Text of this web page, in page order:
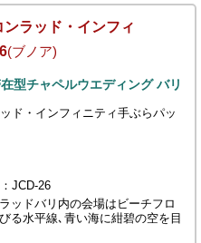
ラッド・インフィ
(ブノア)
型チャペルウエディング バリ
JCD-26
ッドバリ内の会場はビーチフロ
る水平線､青い海に紺碧の空を目